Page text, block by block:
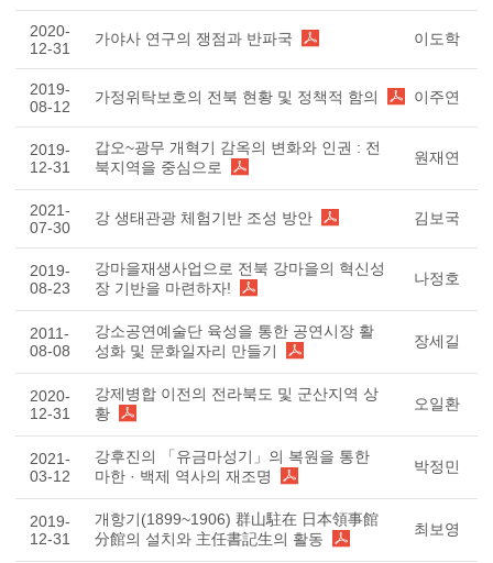
2020-
12-31
가야사 연구의 쟁점과 반파국 이도학
2019-
08-12
가정위탁보호의 전북 현황 및 정책적 함의 이주연
2019-
12-31
갑오~광무 개혁기 감옥의 변화와 인권 : 전
북지역을 중심으로
원재연
2021-
07-30
강 생태관광 체험기반 조성 방안 김보국
2019-
08-23
강마을재생사업으로 전북 강마을의 혁신성
장 기반을 마련하자!
나정호
2011-
08-08
강소공연예술단 육성을 통한 공연시장 활
성화 및 문화일자리 만들기
장세길
2020-
12-31
강제병합 이전의 전라북도 및 군산지역 상
황
오일환
2021-
03-12
강후진의 「유금마성기」의 복원을 통한
마한 · 백제 역사의 재조명
박정민
2019-
12-31
개항기(1899~1906) 群山駐在 日本領事館
分館의 설치와 主任書記生의 활동
최보영